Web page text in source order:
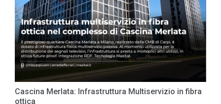
Cascina Merlata: Infrastruttura Multiservizio in fibra
ottica